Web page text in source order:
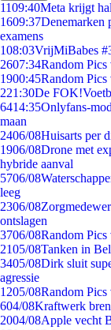
1109:40Meta krijgt
1609:37Denemarken
examens
108:03VrijMiBabes
2607:34Random
1900:45Random
221:30De
6414:35Onlyfans-
maan
2406/08Huisarts per
1906/08Drone met
hybride aanval
5706/08
leeg
2306/08
ontslagen
3706/08Random
2105/08Tanken in
3405/08Dirk sluit
agressie
1205/08Random
604/08Kraftwerk
2004/08Apple vecht